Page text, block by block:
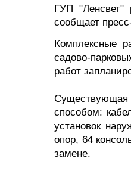
ГУП "Ленсвет"
сообщает
Комплексные
садово-
работ
Существующая
способом:
установок
опор, 64
замене.